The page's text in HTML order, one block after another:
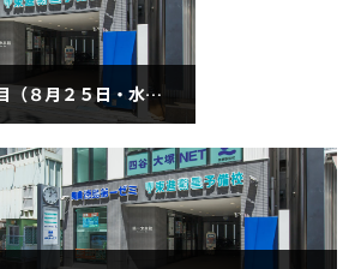
■夏期講習２３日目（８月２５日・水曜日）